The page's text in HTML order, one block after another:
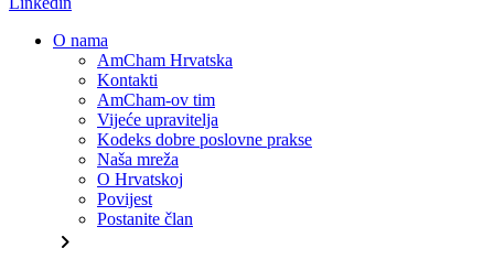
O nama
AmCham Hrvatska
Kontakti
AmCham-ov tim
Vijeće upravitelja
Kodeks dobre poslovne prakse
Naša mreža
O Hrvatskoj
Povijest
Postanite član
chevron_right